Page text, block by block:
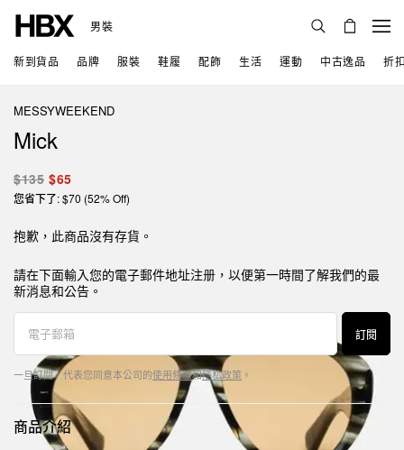
男裝
新到貨品 品牌 服裝 鞋履 配飾 生活 運動 中古逸品 折
MESSYWEEKEND
Mick
$135 $65
您省下了: $70 (52% Off)
抱歉，此商品沒有存貨。
請在下面輸入您的電子郵件地址注册，以便第一時間了解我們的最
新消息和公告。
訂閱
一旦訂閱，代表您同意本公司的使用條款和隱私政策 。
商品介紹